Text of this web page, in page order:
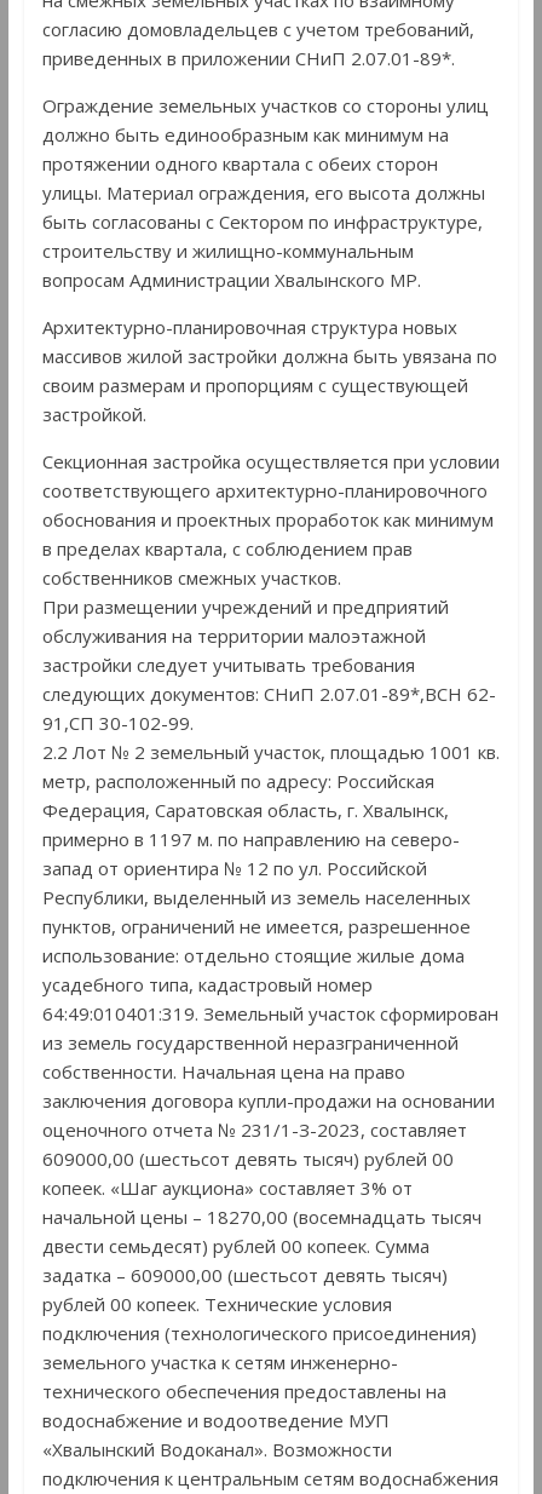
согласию домовладельцев с учетом требований,
приведенных в приложении СНиП 2.07.01-89*.
Ограждение земельных участков со стороны улиц
должно быть единообразным как минимум на
протяжении одного квартала с обеих сторон
улицы. Материал ограждения, его высота должны
быть согласованы с Сектором по инфраструктуре,
строительству и жилищно-коммунальным
вопросам Администрации Хвалынского МР.
Архитектурно-планировочная структура новых
массивов жилой застройки должна быть увязана по
своим размерам и пропорциям с существующей
застройкой.
Секционная застройка осуществляется при условии
соответствующего архитектурно-планировочного
обоснования и проектных проработок как минимум
в пределах квартала, с соблюдением прав
собственников смежных участков.
При размещении учреждений и предприятий
обслуживания на территории малоэтажной
застройки следует учитывать требования
следующих документов: СНиП 2.07.01-89*,ВСН 62-
91,СП 30-102-99.
2.2 Лот № 2 земельный участок, площадью 1001 кв.
метр, расположенный по адресу: Российская
Федерация, Саратовская область, г. Хвалынск,
примерно в 1197 м. по направлению на северо-
запад от ориентира № 12 по ул. Российской
Республики, выделенный из земель населенных
пунктов, ограничений не имеется, разрешенное
использование: отдельно стоящие жилые дома
усадебного типа, кадастровый номер
64:49:010401:319. Земельный участок сформирован
из земель государственной неразграниченной
собственности. Начальная цена на право
заключения договора купли-продажи на основании
оценочного отчета № 231/1-З-2023, составляет
609000,00 (шестьсот девять тысяч) рублей 00
копеек. «Шаг аукциона» составляет 3% от
начальной цены – 18270,00 (восемнадцать тысяч
двести семьдесят) рублей 00 копеек. Сумма
задатка – 609000,00 (шестьсот девять тысяч)
рублей 00 копеек. Технические условия
подключения (технологического присоединения)
земельного участка к сетям инженерно-
технического обеспечения предоставлены на
водоснабжение и водоотведение МУП
«Хвалынский Водоканал». Возможности
подключения к центральным сетям водоснабжения